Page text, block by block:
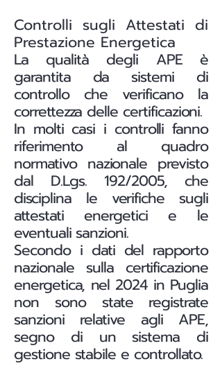
Controlli sugli Attestati di
Prestazione Energetica
La qualità degli APE è
garantita da sistemi di
controllo che verificano la
correttezza delle certificazioni.
In molti casi i controlli fanno
riferimento al quadro
normativo nazionale previsto
dal D.Lgs. 192/2005, che
disciplina le verifiche sugli
attestati energetici e le
eventuali sanzioni.
Secondo i dati del rapporto
nazionale sulla certificazione
energetica, nel 2024 in Puglia
non sono state registrate
sanzioni relative agli APE,
segno di un sistema di
gestione stabile e controllato.